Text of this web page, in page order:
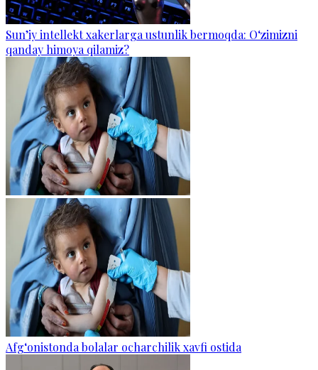
Sun’iy intellekt xakerlarga ustunlik bermoqda: O‘zimizni
qanday himoya qilamiz?
Afg‘onistonda bolalar ocharchilik xavfi ostida